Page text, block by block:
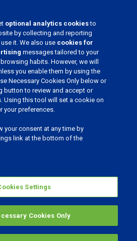
MENU
optional analytics cookiesto
by collecting and reporting
it. We also use cookies for
messages tailored to your
habits. However, we will
you enable them by using the
Necessary Cookies Only below or
button to review and accept or
Using this tool will set a cookie on
your preferences.
your consent at any time by
link at the bottom of the
Settings
Cookies Only